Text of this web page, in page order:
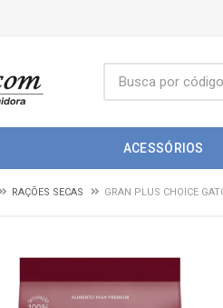
ACESSÓRIOS
RAÇÕES SECAS GRAN PLUS CHOICE